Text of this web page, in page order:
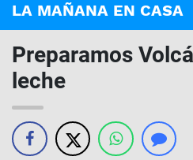
LA MAÑANA EN CASA
Preparamos
leche